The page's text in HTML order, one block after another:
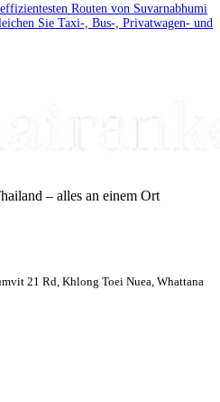
Routen von Suvarnabhumi
Sie Taxi-, Bus-, Privatwagen- und
– alles an einem Ort
21 Rd, Khlong Toei Nuea, Whattana